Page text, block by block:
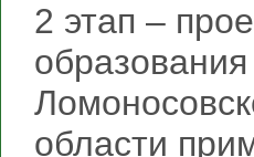
2 этап –
области